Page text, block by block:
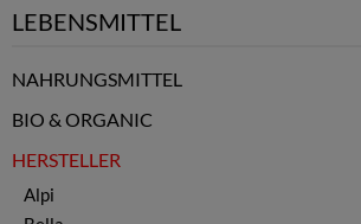
LEBENSMITTEL
NAHRUNGSMITTEL
Elixier & Honig
Gemüsekonserven
Obstkonserven
BIO & ORGANIC
BIO Käse & Kaschkawal
BIO Öl & Essig
HERSTELLER
Alpi